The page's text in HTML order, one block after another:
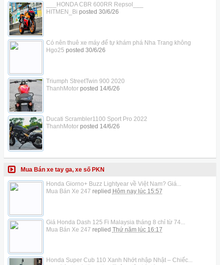
___HONDA CBR 600RR Repsol___
HITMEN_Bi posted 30/6/26
Có nên thuê xe máy để tự khám phá Nha Trang không
Hgo25 posted 30/6/26
Triumph StreetTwin 900 2020
ThanhMotorposted 14/6/26
Ducati Scrambler1100 Sport Pro 2022
ThanhMotorposted 14/6/26
Mua Bán xe tay ga, xe số PKN
Honda Giorno+ Buzz Lightyear về Việt Nam? Giá...
Mua Bán Xe 247 replied Hôm nay lúc 15:57
Giá Honda Dash 125 Fi Malaysia tháng 8 chỉ từ 74...
Mua Bán Xe 247 replied Thứ năm lúc 16:17
Honda Super Cub 110 Xanh Nhớt nhập Nhật – Chiếc...